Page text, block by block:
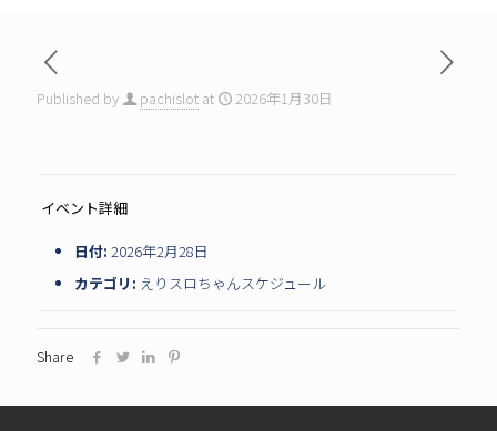
Published by pachislot at 2026年1月30日
イベント詳細
日付: 2026年2月28日
カテゴリ: えりスロちゃんスケジュール
Share